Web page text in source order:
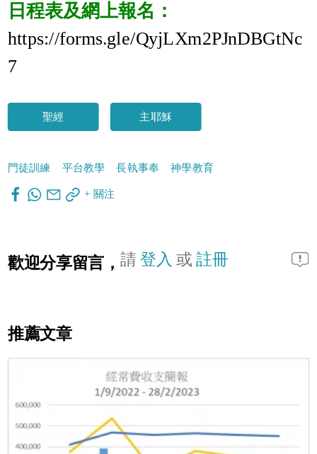
日程表及網上報名：
https://forms.gle/QyjLXm2PJnDBGtNc
7
聖經 主耶穌
門徒訓練 平台教學 長執事奉 神學教育
+ 關注
歡迎分享留言， 請登入 或註冊
推薦文章